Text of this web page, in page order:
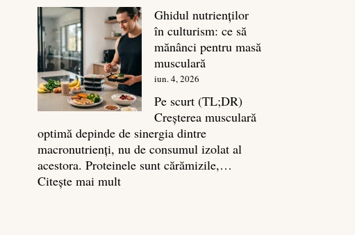
Ghid
complet
pentru
deltoizi
3D
Ghidul nutrienților
în culturism: ce să
mănânci pentru masă
musculară
iun. 4, 2026
Pe scurt (TL;DR)
Creșterea musculară
optimă depinde de sinergia dintre
macronutrienți, nu de consumul izolat al
acestora. Proteinele sunt cărămizile,…
Citește mai mult: